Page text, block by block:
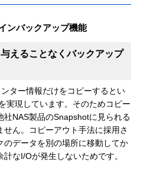
ンバックアップ機能
えることなくバックアップ
ター情報だけをコピーするとい
実現しています。そのためコピー
社NAS製品のSnapshotに見られる
ん。コピーアウト手法に採用さ
のデータを別の場所に移動してか
なI/Oが発生しないためです。